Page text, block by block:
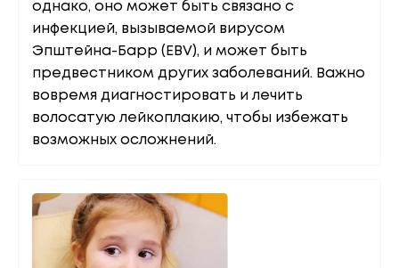
однако, оно может быть связано с
инфекцией, вызываемой вирусом
Эпштейна-Барр (EBV), и может быть
предвестником других заболеваний. Важно
вовремя диагностировать и лечить
волосатую лейкоплакию, чтобы избежать
возможных осложнений.